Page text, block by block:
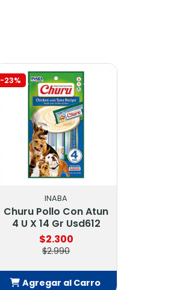
-23%
INABA
Churu Pollo Con Atun
4 U X 14 Gr Usd612
$2.300
$2.990
Agregar al Carro